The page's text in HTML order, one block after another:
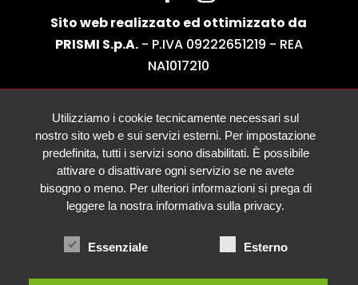
Sito web realizzato ed ottimizzato da
PRISMI S.p.A.- P.IVA 09222651219 - REA
NA1017210
Utilizziamo i cookie tecnicamente necessari sul
nostro sito web e sui servizi esterni. Per impostazione
predefinita, tutti i servizi sono disabilitati. È possibile
attivare o disattivare ogni servizio se ne avete
bisogno o meno. Per ulteriori informazioni si prega di
leggere la nostra informativa sulla privacy.
Essenziale Esterno